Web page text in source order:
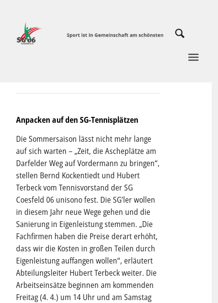
Anpacken auf den SG-Tennisplätzen
Die Sommersaison lässt nicht mehr lange
auf sich warten – „Zeit, die Ascheplätze am
Darfelder Weg auf Vordermann zu bringen“,
stellen Bernd Kockentiedt und Hubert
Terbeck vom Tennisvorstand der SG
Coesfeld 06 unisono fest. Die SG’ler wollen
in diesem Jahr neue Wege gehen und die
Sanierung in Eigenleistung stemmen. „Die
Fachfirmen haben die Preise derart erhöht,
dass wir die Kosten in großen Teilen durch
Eigenleistung auffangen wollen“, erläutert
Abteilungsleiter Hubert Terbeck weiter. Die
Arbeitseinsätze beginnen am kommenden
Freitag (4. 4.) um 14 Uhr und am Samstag